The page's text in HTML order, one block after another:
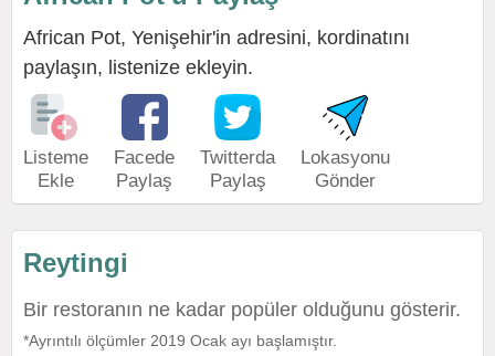
African Pot, Yenişehir'in adresini, kordinatını
paylaşın, listenize ekleyin.
Listeme
Ekle
Facede
Paylaş
Twitterda
Paylaş
Lokasyonu
Gönder
Reytingi
Bir restoranın ne kadar popüler olduğunu gösterir.
*Ayrıntılı ölçümler 2019 Ocak ayı başlamıştır.